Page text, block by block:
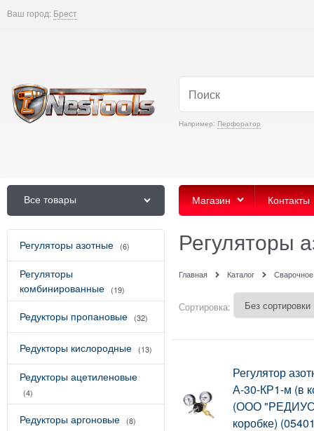
Ваш город: Брест
Например: Перфоратор
Все товары Магазин Контакты
Регуляторы азотные (6)
Регуляторы
комбинированные
(19)
Редукторы пропановые (32)
Редукторы кислородные (13)
Редукторы ацетиленовые
(4)
Редукторы аргоновые (8)
Регуляторы
Главная Каталог
Сортировка:
Регулятор
А-30-КР1-м (в
(ООО "РЕДИУС
коробке)